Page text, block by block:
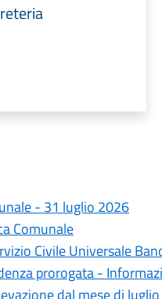
- 31 luglio 2026
Comunale
Civile Universale
prorogata -
dal mese di luglio